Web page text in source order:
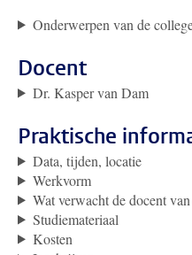
Onderwerpen van de
Docent
Dr. Kasper van Dam
Praktische
Data, tijden, locatie
Werkvorm
Wat verwacht de docent
Studiemateriaal
Kosten